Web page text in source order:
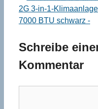
Schreibe
Kommentar